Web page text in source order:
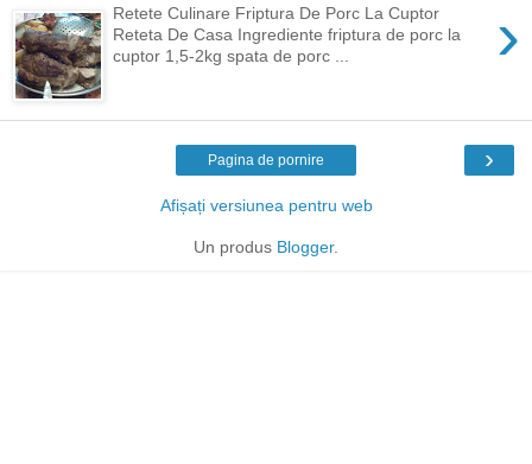
›
Retete Culinare Friptura De Porc La Cuptor
Reteta De Casa Ingrediente friptura de porc la
cuptor 1,5-2kg spata de porc ...
›
Pagina de pornire
Afișați versiunea pentru web
Un produs Blogger.